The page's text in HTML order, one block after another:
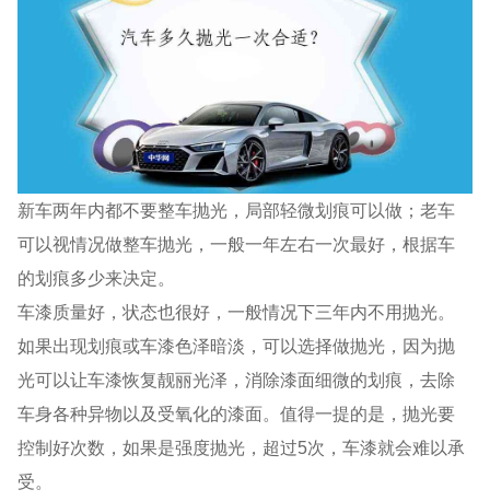
新车两年内都不要整车抛光，局部轻微划痕可以做；老车
可以视情况做整车抛光，一般一年左右一次最好，根据车
的划痕多少来决定。
车漆质量好，状态也很好，一般情况下三年内不用抛光。
如果出现划痕或车漆色泽暗淡，可以选择做抛光，因为抛
光可以让车漆恢复靓丽光泽，消除漆面细微的划痕，去除
车身各种异物以及受氧化的漆面。值得一提的是，抛光要
控制好次数，如果是强度抛光，超过5次，车漆就会难以承
受。